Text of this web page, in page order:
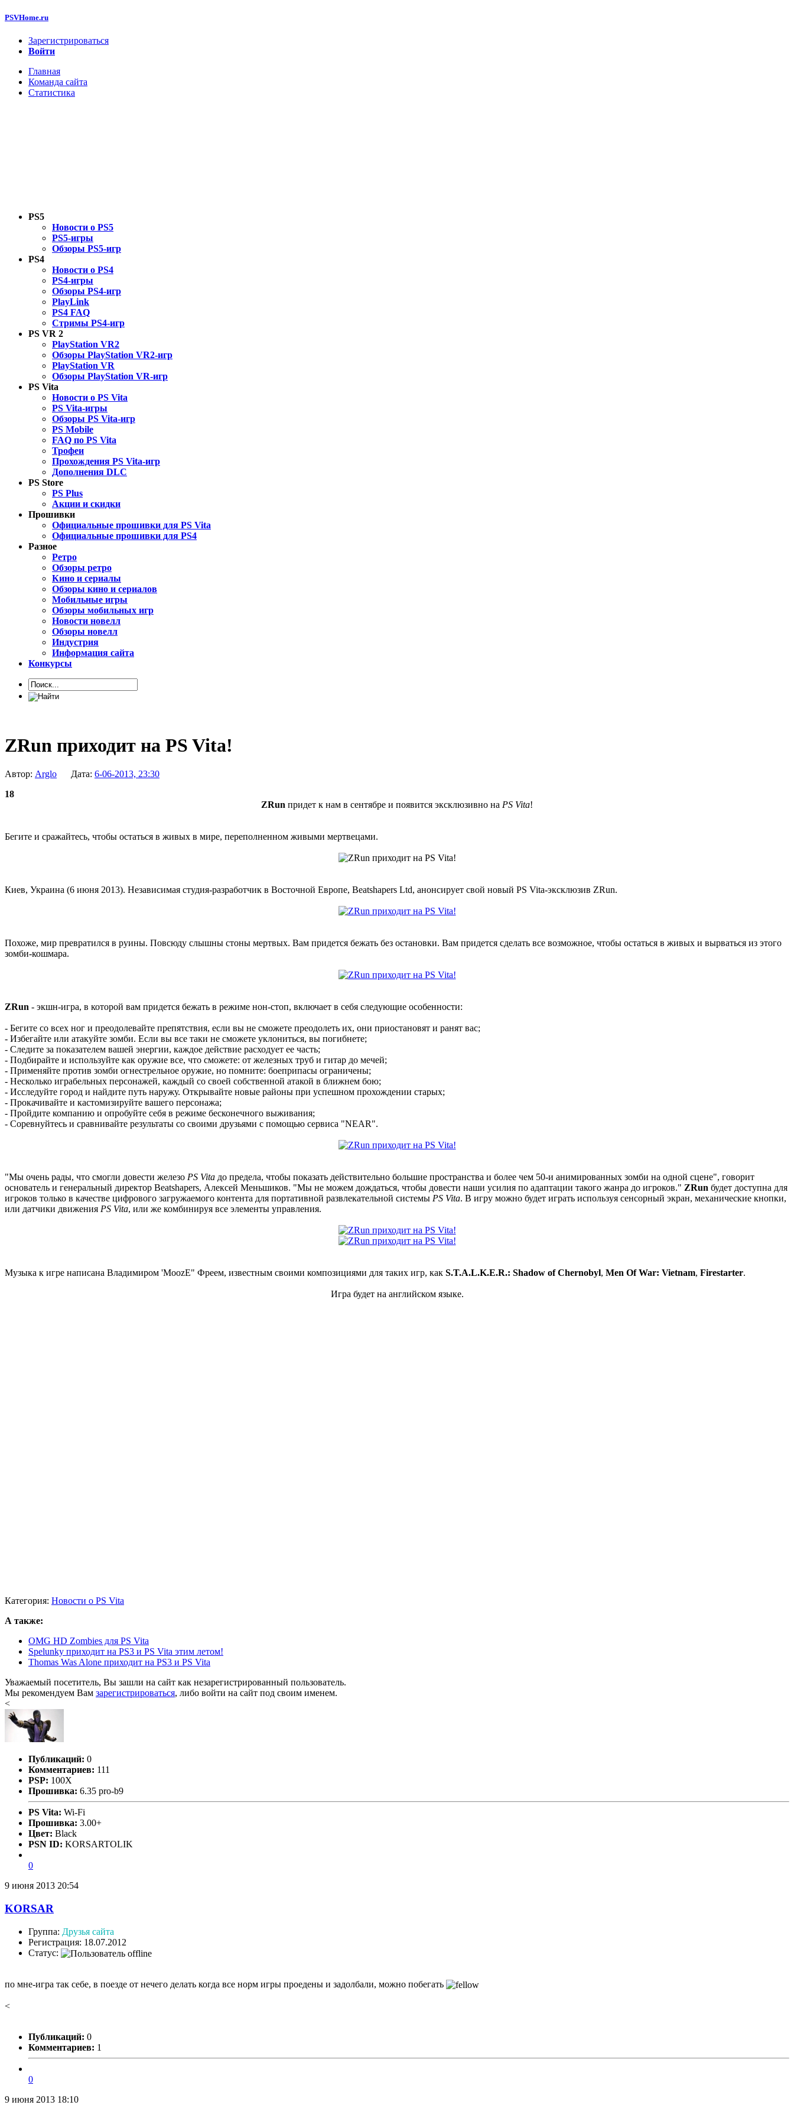
PSVHome.ru
Зарегистрироваться
Войти
Главная
Команда сайта
Статистика
PS5
Новости о PS5
PS5-игры
Обзоры PS5-игр
PS4
Новости о PS4
PS4-игры
Обзоры PS4-игр
PlayLink
PS4 FAQ
Стримы PS4-игр
PS VR 2
PlayStation VR2
Обзоры PlayStation VR2-игр
PlayStation VR
Обзоры PlayStation VR-игр
PS Vita
Новости о PS Vita
PS Vita-игры
Обзоры PS Vita-игр
PS Mobile
FAQ по PS Vita
Трофеи
Прохождения PS Vita-игр
Дополнения DLC
PS Store
PS Plus
Акции и скидки
Прошивки
Официальные прошивки для PS Vita
Официальные прошивки для PS4
Разное
Ретро
Обзоры ретро
Кино и сериалы
Обзоры кино и сериалов
Мобильные игры
Обзоры мобильных игр
Новости новелл
Обзоры новелл
Индустрия
Информация сайта
Конкурсы
ZRun приходит на PS Vita!
Автор: Arglo Дата: 6-06-2013, 23:30
18
ZRun придет к нам в сентябре и появится эксклюзивно на PS Vita!
Бегите и сражайтесь, чтобы остаться в живых в мире, переполненном живыми мертвецами.
Киев, Украина (6 июня 2013). Независимая студия-разработчик в Восточной Европе, Beatshapers Ltd, анонсирует свой новый PS Vita-эксклюзив ZRun.
Похоже, мир превратился в руины. Повсюду слышны стоны мертвых. Вам придется бежать без остановки. Вам придется сделать все возможное, чтобы остаться в живых и вырваться из этого
зомби-кошмара.
ZRun - экшн-игра, в которой вам придется бежать в режиме нон-стоп, включает в себя следующие особенности:
- Бегите со всех ног и преодолевайте препятствия, если вы не сможете преодолеть их, они приостановят и ранят вас;
- Избегайте или атакуйте зомби. Если вы все таки не сможете уклониться, вы погибнете;
- Следите за показателем вашей энергии, каждое действие расходует ее часть;
- Подбирайте и используйте как оружие все, что сможете: от железных труб и гитар до мечей;
- Применяйте против зомби огнестрельное оружие, но помните: боеприпасы ограничены;
- Несколько играбельных персонажей, каждый со своей собственной атакой в ближнем бою;
- Исследуйте город и найдите путь наружу. Открывайте новые районы при успешном прохождении старых;
- Прокачивайте и кастомизируйте вашего персонажа;
- Пройдите компанию и опробуйте себя в режиме бесконечного выживания;
- Соревнуйтесь и сравнивайте результаты со своими друзьями с помощью сервиса "NEAR".
"Мы очень рады, что смогли довести железо PS Vita до предела, чтобы показать действительно большие пространства и более чем 50-и анимированных зомби на одной сцене", говорит
основатель и генеральный директор Beatshapers, Алексей Меньшиков. "Мы не можем дождаться, чтобы довести наши усилия по адаптации такого жанра до игроков." ZRun будет доступна для
игроков только в качестве цифрового загружаемого контента для портативной развлекательной системы PS Vita. В игру можно будет играть используя сенсорный экран, механические кнопки,
или датчики движения PS Vita, или же комбинируя все элементы управления.
Музыка к игре написана Владимиром 'MoozE" Фреем, известным своими композициями для таких игр, как S.T.A.L.K.E.R.: Shadow of Chernobyl, Men Of War: Vietnam, Firestarter.
Игра будет на английском языке.
Категория: Новости о PS Vita
А также:
OMG HD Zombies для PS Vita
Spelunky приходит на PS3 и PS Vita этим летом!
Thomas Was Alone приходит на PS3 и PS Vita
Уважаемый посетитель, Вы зашли на сайт как незарегистрированный пользователь.
Мы рекомендуем Вам зарегистрироваться, либо войти на сайт под своим именем.
<
Публикаций: 0
Комментариев: 111
PSP: 100X
Прошивка: 6.35 pro-b9
PS Vita: Wi-Fi
Прошивка: 3.00+
Цвет: Black
PSN ID: KORSARTOLIK
0
9 июня 2013 20:54
KORSAR
Группа: Друзья сайта
Регистрация: 18.07.2012
Статус:
по мне-игра так себе, в поезде от нечего делать когда все норм игры проедены и задолбали, можно побегать
<
Публикаций: 0
Комментариев: 1
0
9 июня 2013 18:10